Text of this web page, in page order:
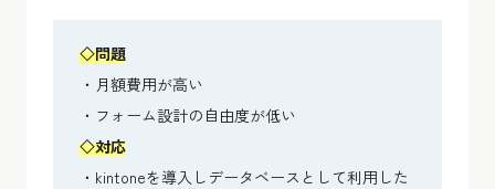
◇問題
・月額費用が高い
・フォーム設計の自由度が低い
◇対応
・kintoneを導入しデータベースとして利用した